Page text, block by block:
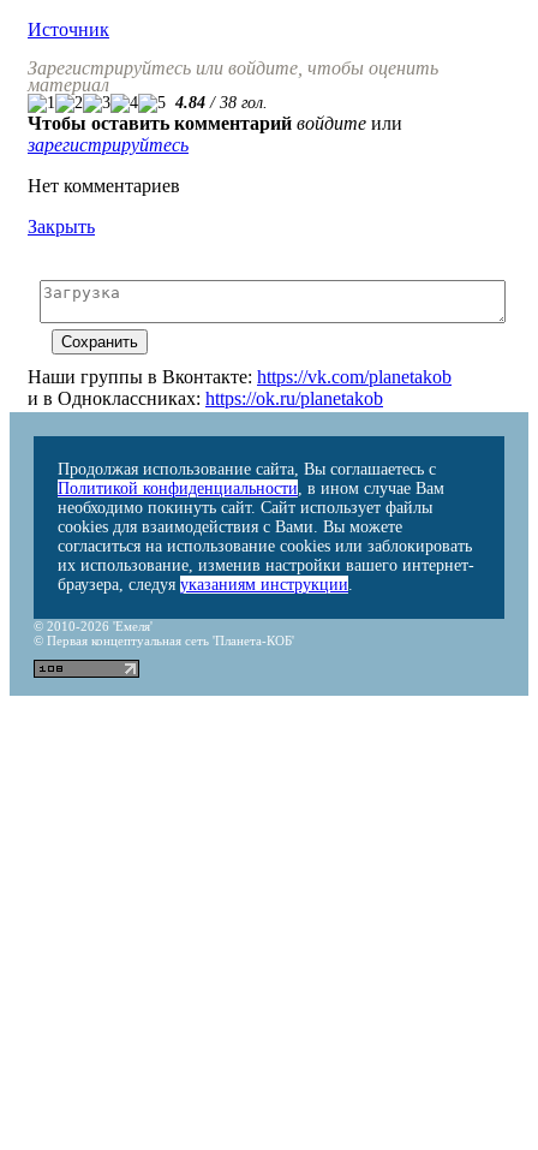
Источник
Зарегистрируйтесь или войдите, чтобы оценить
материал
4.84 / 38 гол.
Чтобы оставить комментарий войдите или
зарегистрируйтесь
Нет комментариев
Закрыть
Наши группы в Вконтакте: https://vk.com/planetakob
и в Одноклассниках: https://ok.ru/planetakob
Продолжая использование сайта, Вы соглашаетесь с
Политикой конфиденциальности, в ином случае Вам
необходимо покинуть сайт. Сайт использует файлы
cookies для взаимодействия с Вами. Вы можете
согласиться на использование cookies или заблокировать
их использование, изменив настройки вашего интернет-
браузера, следуя указаниям инструкции.
© 2010-2026 'Емеля'
© Первая концептуальная сеть 'Планета-КОБ'